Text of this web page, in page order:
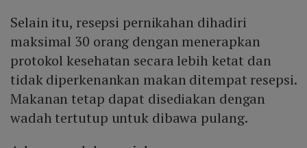
Selain itu, resepsi pernikahan dihadiri
maksimal 30 orang dengan menerapkan
protokol kesehatan secara lebih ketat dan
tidak diperkenankan makan ditempat resepsi.
Makanan tetap dapat disediakan dengan
wadah tertutup untuk dibawa pulang.